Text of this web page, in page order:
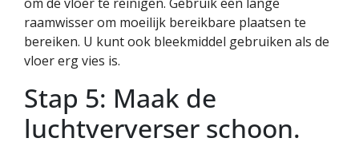
raamwisser om moeilijk bereikbare plaatsen te
bereiken. U kunt ook bleekmiddel gebruiken als de
vloer erg vies is.
Stap 5: Maak de
luchtververser schoon.